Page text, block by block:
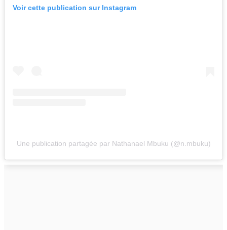
Voir cette publication sur Instagram
Une publication partagée par Nathanael Mbuku (@n.mbuku)